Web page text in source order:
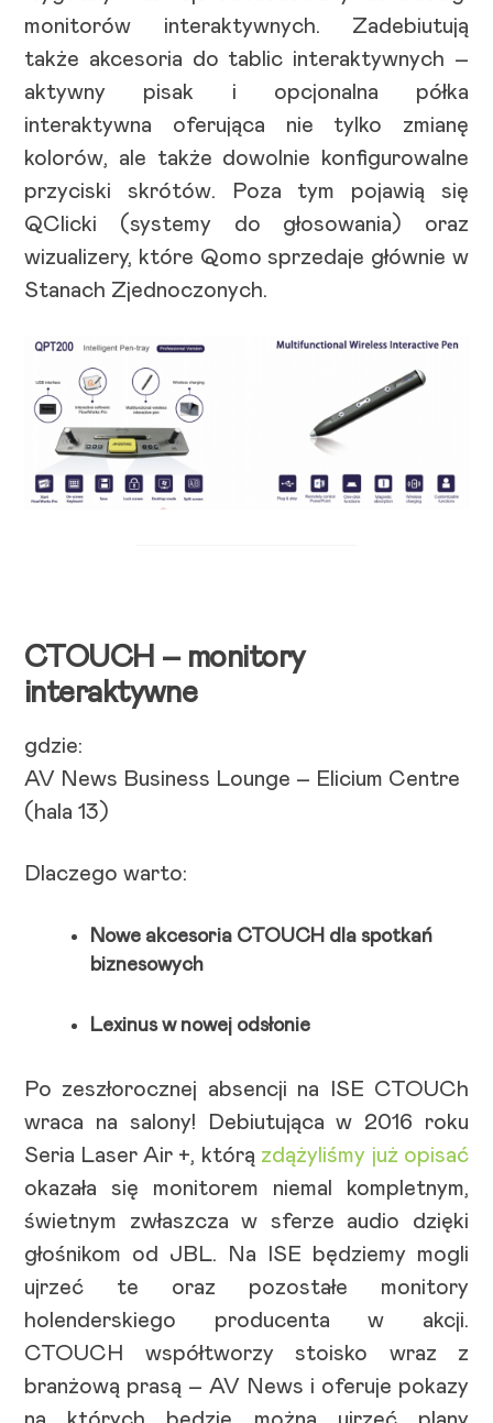
monitorów interaktywnych. Zadebiutują
także akcesoria do tablic interaktywnych –
aktywny pisak i opcjonalna półka
interaktywna oferująca nie tylko zmianę
kolorów, ale także dowolnie konfigurowalne
przyciski skrótów. Poza tym pojawią się
QClicki (systemy do głosowania) oraz
wizualizery, które Qomo sprzedaje głównie w
Stanach Zjednoczonych.
CTOUCH – monitory
interaktywne
gdzie:
AV News Business Lounge – Elicium Centre
(hala 13)
Dlaczego warto:
Nowe akcesoria CTOUCH dla spotkań
biznesowych
Lexinus w nowej odsłonie
Po zeszłorocznej absencji na ISE CTOUCh
wraca na salony! Debiutująca w 2016 roku
Seria Laser Air +, którą zdążyliśmy już opisać
okazała się monitorem niemal kompletnym,
świetnym zwłaszcza w sferze audio dzięki
głośnikom od JBL. Na ISE będziemy mogli
ujrzeć te oraz pozostałe monitory
holenderskiego producenta w akcji.
CTOUCH współtworzy stoisko wraz z
branżową prasą – AV News i oferuje pokazy